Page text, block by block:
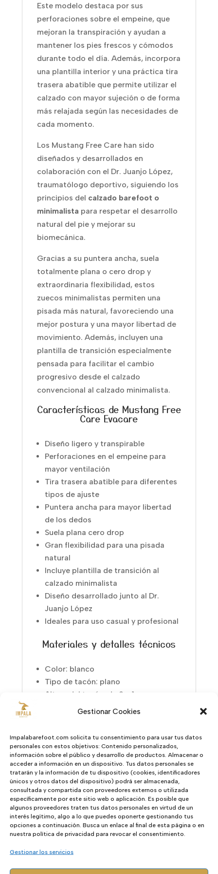
Gestionar Cookies
Impalabarefoot.com solicita tu consentimiento para usar tus datos
personales con estos objetivos: Contenido personalizados,
información sobre el público y desarrollo de productos. Almacenar o
acceder a información en un dispositivo. Tus datos personales se
tratarán y la información de tu dispositivo (cookies, identificadores
únicos y otros datos del dispositivo) podrá ser almacenada,
consultada y compartida con proveedores externos o utilizada
específicamente por este sitio web o aplicación. Es posible que
algunos proveedores traten tus datos personales en virtud de un
interés legítimo, algo a lo que puedes oponerte gestionando tus
opciones a continuación. Busca un enlace al final de esta página o en
nuestra política de privacidad para revocar el consentimiento.
Gestionar los servicios
Este modelo destaca por sus
perforaciones sobre el empeine, que
mejoran la transpiración y ayudan a
mantener los pies frescos y cómodos
durante todo el día. Además, incorpora
una plantilla interior y una práctica tira
trasera abatible que permite utilizar el
calzado con mayor sujeción o de forma
más relajada según las necesidades de
cada momento.
Los Mustang Free Care han sido
diseñados y desarrollados en
colaboración con el Dr. Juanjo López,
traumatólogo deportivo, siguiendo los
principios del calzado barefoot o
minimalista para respetar el desarrollo
natural del pie y mejorar su
biomecánica.
Gracias a su puntera ancha, suela
totalmente plana o cero drop y
extraordinaria flexibilidad, estos
zuecos minimalistas permiten una
pisada más natural, favoreciendo una
mejor postura y una mayor libertad de
movimiento. Además, incluyen una
plantilla de transición especialmente
pensada para facilitar el cambio
progresivo desde el calzado
convencional al calzado minimalista.
Características de Mustang Free
Care Evacare
Diseño ligero y transpirable
Perforaciones en el empeine para
mayor ventilación
Tira trasera abatible para diferentes
tipos de ajuste
Puntera ancha para mayor libertad
de los dedos
Suela plana cero drop
Gran flexibilidad para una pisada
natural
Incluye plantilla de transición al
calzado minimalista
Diseño desarrollado junto al Dr.
Juanjo López
Ideales para uso casual y profesional
Materiales y detalles técnicos
Color: blanco
Tipo de tacón: plano
Altura del tacón: de 0 a 1 cm
Altura aproximada: 0,5 cm
Material interior: sintético
Material de la planta: sintético
Material de la suela: goma
Tipo de cierre: sin cierre, abiertos
Estilo: casual
LosMustang Free Care Evacareson la
combinación perfecta entre